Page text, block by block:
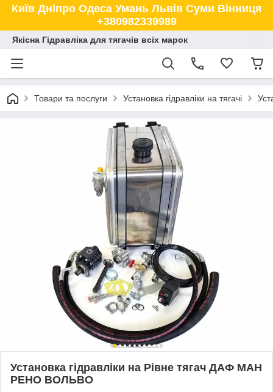
Київ Дніпро Одеса Умань Львів Суми Вінниця
+380982339989
Якісна Гідравліка для тягачів всіх марок
Товари та послуги Установка гідравліки на тягачі
Установка гідравліки на Рівне тягач ДАФ МАН
РЕНО ВОЛЬВО